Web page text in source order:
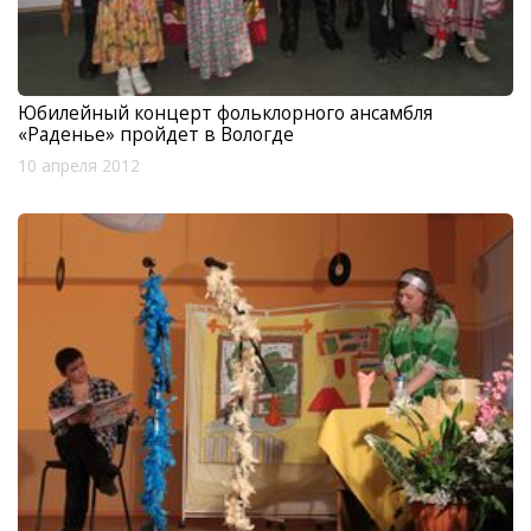
Юбилейный концерт фольклорного ансамбля
«Раденье» пройдет в Вологде
10 апреля 2012